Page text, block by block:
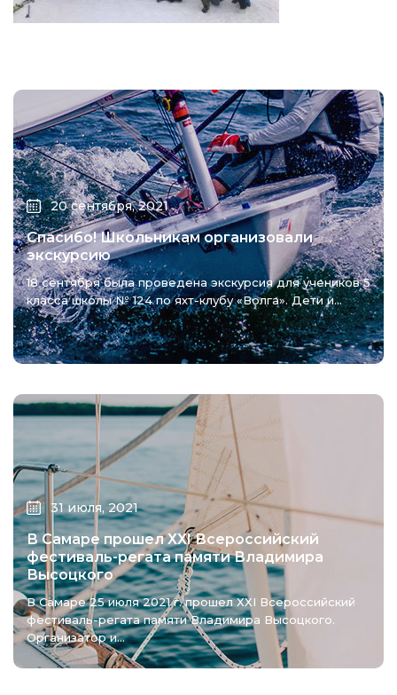
20 сентября, 2021
Спасибо! Школьникам организовали
экскурсию
18 сентября была проведена экскурсия для учеников 5
класса школы № 124 по яхт-клубу «Волга». Дети и...
31 июля, 2021
В Самаре прошел ХХI Всероссийский
фестиваль-регата памяти Владимира
Высоцкого
В Самаре 25 июля 2021 г. прошел ХХI Всероссийский
фестиваль-регата памяти Владимира Высоцкого.
Организатор и...